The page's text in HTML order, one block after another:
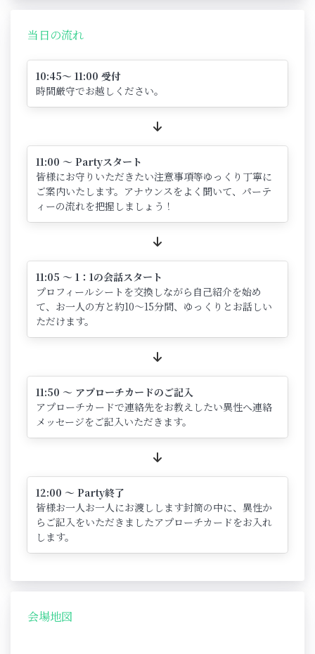
当日の流れ
10:45～ 11:00 受付
時間厳守でお越しください。
11:00 ～ Partyスタート
皆様にお守りいただきたい注意事項等ゆっくり丁寧に
ご案内いたします。アナウンスをよく聞いて、パーテ
ィーの流れを把握しましょう！
11:05 ～ 1：1の会話スタート
プロフィールシートを交換しながら自己紹介を始め
て、お一人の方と約10～15分間、ゆっくりとお話しい
ただけます。
11:50 ～ アプローチカードのご記入
アプローチカードで連絡先をお教えしたい異性へ連絡
メッセージをご記入いただきます。
12:00 ～ Party終了
皆様お一人お一人にお渡しします封筒の中に、異性か
らご記入をいただきましたアプローチカードをお入れ
します。
会場地図